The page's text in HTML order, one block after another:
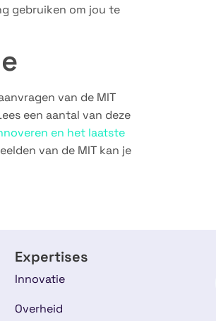
gebruiken om jou te
van de MIT
een aantal van deze
en het laatste
van de MIT kan je
Expertises
Innovatie
Overheid